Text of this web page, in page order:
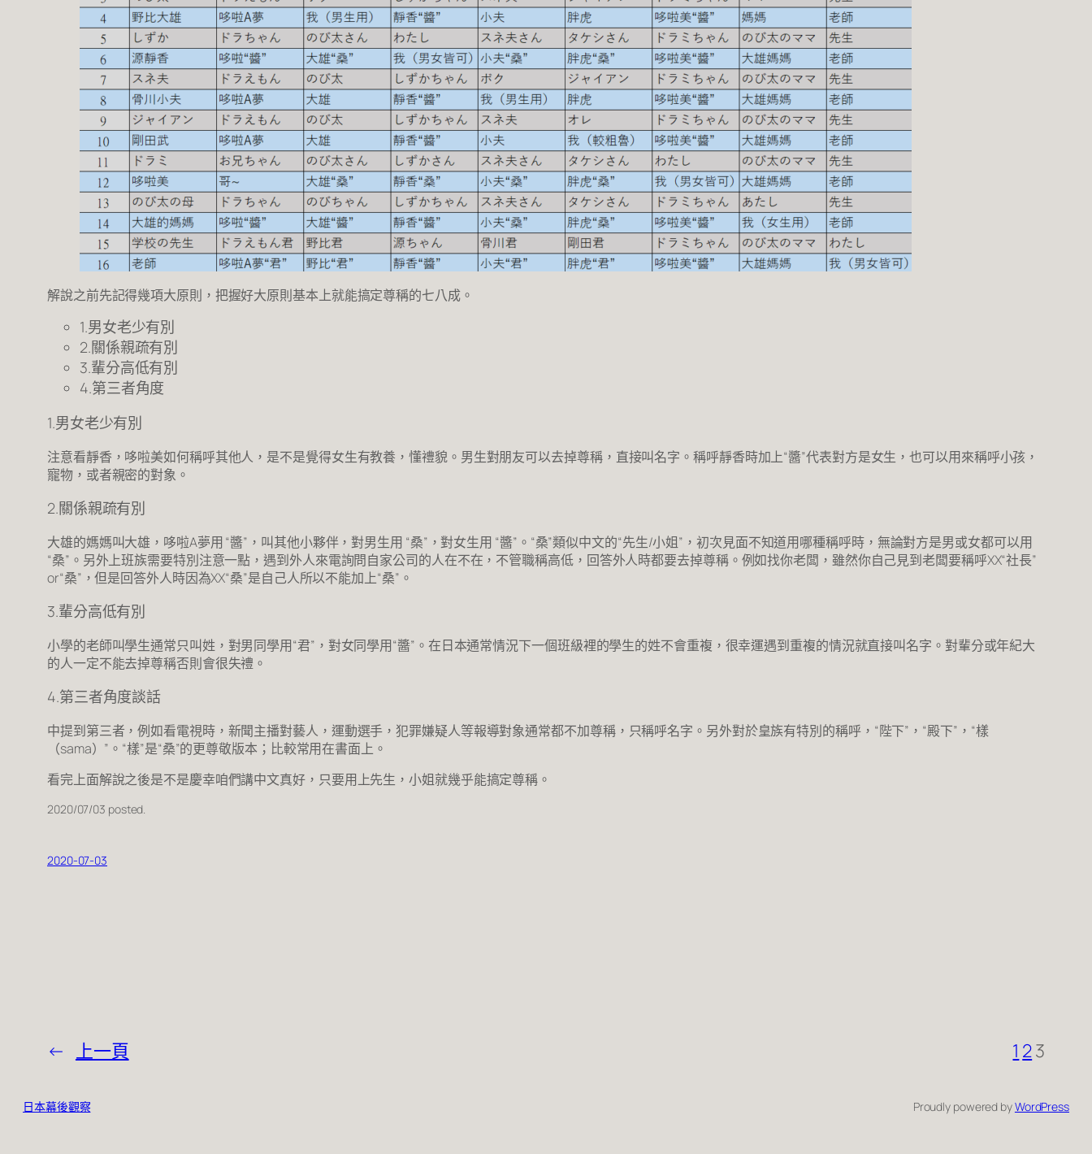
解說之前先記得幾項大原則，把握好大原則基本上就能搞定尊稱的七八成。
1.男女老少有別
2.關係親疏有別
3.輩分高低有別
4.第三者角度
1.男女老少有別
注意看靜香，哆啦美如何稱呼其他人，是不是覺得女生有教養，懂禮貌。男生對朋友可以去掉尊稱，直接叫名字。稱呼靜香時加上“醬”代表對方是女生，也可以用來稱呼小孩，
寵物，或者親密的對象。
2.關係親疏有別
大雄的媽媽叫大雄，哆啦A夢用 “醬”，叫其他小夥伴，對男生用 “桑”，對女生用 “醬”。“桑”類似中文的“先生/小姐”，初次見面不知道用哪種稱呼時，無論對方是男或女都可以用
“桑”。另外上班族需要特別注意一點，遇到外人來電詢問自家公司的人在不在，不管職稱高低，回答外人時都要去掉尊稱。例如找你老闆，雖然你自己見到老闆要稱呼XX“社長”
or“桑”，但是回答外人時因為XX“桑”是自己人所以不能加上“桑”。
3.輩分高低有別
小學的老師叫學生通常只叫姓，對男同學用“君”，對女同學用“醬”。在日本通常情況下一個班級裡的學生的姓不會重複，很幸運遇到重複的情況就直接叫名字。對輩分或年紀大
的人一定不能去掉尊稱否則會很失禮。
4.第三者角度談話
中提到第三者，例如看電視時，新聞主播對藝人，運動選手，犯罪嫌疑人等報導對象通常都不加尊稱，只稱呼名字。另外對於皇族有特別的稱呼，“陛下”，“殿下”，“樣
（sama）”。“樣”是“桑”的更尊敬版本；比較常用在書面上。
看完上面解說之後是不是慶幸咱們講中文真好，只要用上先生，小姐就幾乎能搞定尊稱。
2020/07/03 posted.
2020-07-03
← 上一頁 1 23
日本幕後觀察 Proudly powered byWordPress